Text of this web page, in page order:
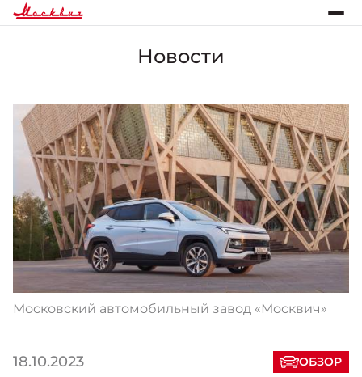
Новости
Московский автомобильный завод «Москвич»
18.10.2023 ОБЗОР